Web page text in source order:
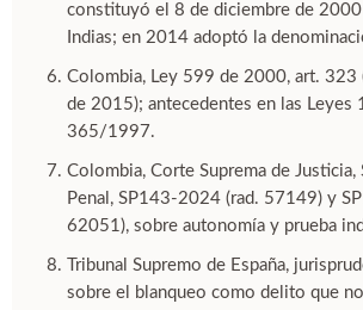
constituyó el 8 de diciembre de 2000
Indias; en 2014 adoptó la
Colombia, Ley 599 de 2000, art. 323
de 2015); antecedentes en las
365/1997.
Colombia, Corte Suprema de Justicia,
Penal, SP143-2024 (rad. 57149) y
62051), sobre autonomía y prueba
Tribunal Supremo de España,
sobre el blanqueo como delito que